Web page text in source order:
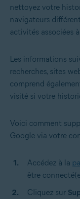
nettoyez votre
navigateurs
activités associées
Les informations
recherches, sites
comprend
visité si votre
Voici comment
Google via votre
Accédez à la
être
Cliquez sur